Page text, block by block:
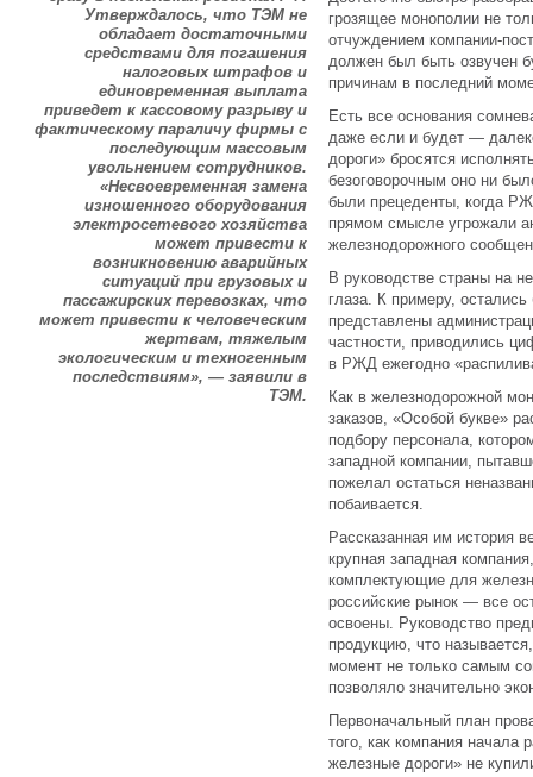
Утверждалось, что ТЭМ не
обладает достаточными
средствами для погашения
налоговых штрафов и
единовременная выплата
приведет к кассовому разрыву и
фактическому параличу фирмы с
последующим массовым
увольнением сотрудников.
«Несвоевременная замена
изношенного оборудования
электросетевого хозяйства
может привести к
возникновению аварийных
ситуаций при грузовых и
пассажирских перевозках, что
может привести к человеческим
жертвам, тяжелым
экологическим и техногенным
последствиям», — заявили в
ТЭМ.
грозящее монополии не
отчуждением компании-
должен был быть озвучен
причинам в последний
Есть все основания
даже если и будет —
дороги» бросятся
безоговорочным оно ни
были прецеденты, когда
прямом смысле угрожали
железнодорожного
В руководстве страны на
глаза. К примеру,
представлены
частности, приводились
в РЖД ежегодно
Как в железнодорожной
заказов, «Особой букве»
подбору персонала,
западной компании,
пожелал остаться
побаивается.
Рассказанная им история
крупная западная
комплектующие для
российские рынок — все
освоены. Руководство
продукцию, что
момент не только самым
позволяло значительно
Первоначальный план
того, как компания начала
железные дороги» не